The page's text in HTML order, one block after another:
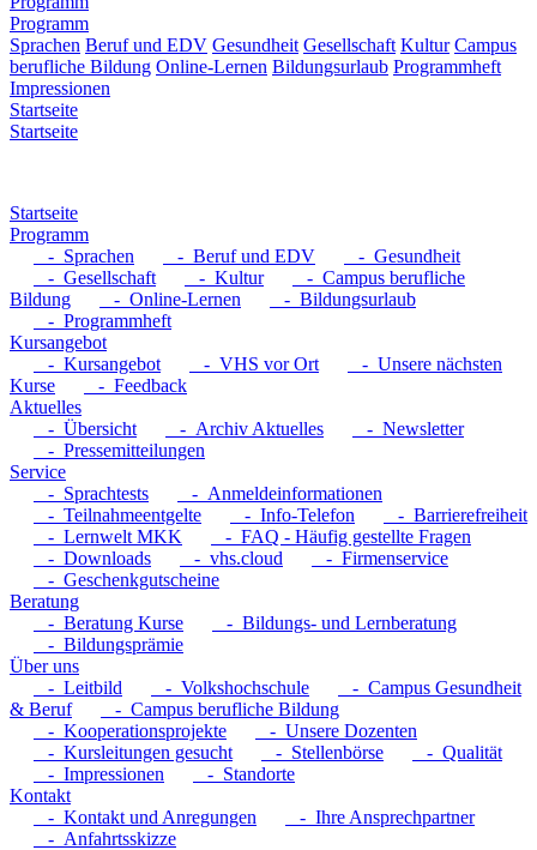
Programm
Sprachen Beruf und EDV Gesundheit Gesellschaft Kultur Campus
berufliche Bildung Online-Lernen Bildungsurlaub Programmheft
Impressionen
Startseite
Startseite
Startseite
Programm
- Sprachen
- Beruf und EDV
- Gesundheit
- Gesellschaft
- Kultur
- Campus berufliche
Bildung
- Online-Lernen
- Bildungsurlaub
- Programmheft
Kursangebot
- Kursangebot
- VHS vor Ort
- Unsere nächsten
Kurse
- Feedback
Aktuelles
- Übersicht
- Archiv Aktuelles
- Newsletter
- Pressemitteilungen
Service
- Sprachtests
- Anmeldeinformationen
- Teilnahmeentgelte
- Info-Telefon
- Barrierefreiheit
- Lernwelt MKK
- FAQ - Häufig gestellte Fragen
- Downloads
- vhs.cloud
- Firmenservice
- Geschenkgutscheine
Beratung
- Beratung Kurse
- Bildungs- und Lernberatung
- Bildungsprämie
Über uns
- Leitbild
- Volkshochschule
- Campus Gesundheit
& Beruf
- Campus berufliche Bildung
- Kooperationsprojekte
- Unsere Dozenten
- Kursleitungen gesucht
- Stellenbörse
- Qualität
- Impressionen
- Standorte
Kontakt
- Kontakt und Anregungen
- Ihre Ansprechpartner
- Anfahrtsskizze